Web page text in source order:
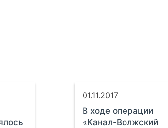
01.11.2017
В ходе операции
«Канал-Волжский